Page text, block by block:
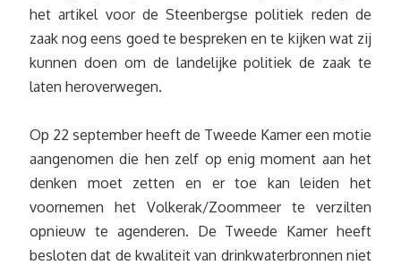
het artikel voor de Steenbergse politiek reden de
zaak nog eens goed te bespreken en te kijken wat zij
kunnen doen om de landelijke politiek de zaak te
laten heroverwegen.
Op 22 september heeft de Tweede Kamer een motie
aangenomen die hen zelf op enig moment aan het
denken moet zetten en er toe kan leiden het
voornemen het Volkerak/Zoommeer te verzilten
opnieuw te agenderen. De Tweede Kamer heeft
besloten dat de kwaliteit van drinkwaterbronnen niet